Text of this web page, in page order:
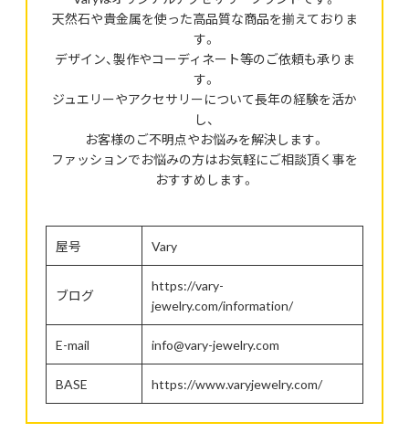
天然石や貴金属を使った高品質な商品を揃えておりま
す。
デザイン、製作やコーディネート等のご依頼も承りま
す。
ジュエリーやアクセサリーについて長年の経験を活か
し、
お客様のご不明点やお悩みを解決します。
ファッションでお悩みの方はお気軽にご相談頂く事を
おすすめします。
屋号 Vary
ブログ
https://vary-
jewelry.com/information/
E-mail info@vary-jewelry.com
BASE https://www.varyjewelry.com/